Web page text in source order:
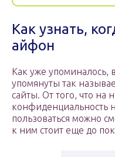
Как узнать,
айфон
Как уже упоминалось,
упомянуты так
сайты. От того, что на
конфиденциальность
пользоваться можно
к ним стоит еще до